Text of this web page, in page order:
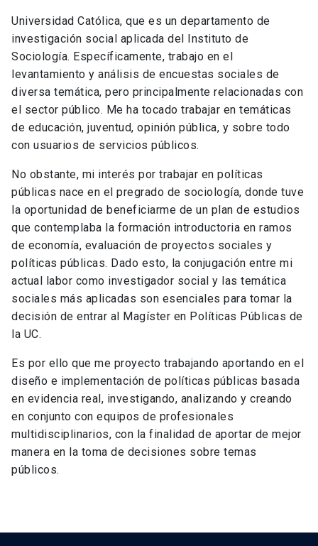
Universidad Católica, que es un departamento de
investigación social aplicada del Instituto de
Sociología. Específicamente, trabajo en el
levantamiento y análisis de encuestas sociales de
diversa temática, pero principalmente relacionadas con
el sector público. Me ha tocado trabajar en temáticas
de educación, juventud, opinión pública, y sobre todo
con usuarios de servicios públicos.
No obstante, mi interés por trabajar en políticas
públicas nace en el pregrado de sociología, donde tuve
la oportunidad de beneficiarme de un plan de estudios
que contemplaba la formación introductoria en ramos
de economía, evaluación de proyectos sociales y
políticas públicas. Dado esto, la conjugación entre mi
actual labor como investigador social y las temática
sociales más aplicadas son esenciales para tomar la
decisión de entrar al Magíster en Políticas Públicas de
la UC.
Es por ello que me proyecto trabajando aportando en el
diseño e implementación de políticas públicas basada
en evidencia real, investigando, analizando y creando
en conjunto con equipos de profesionales
multidisciplinarios, con la finalidad de aportar de mejor
manera en la toma de decisiones sobre temas
públicos.